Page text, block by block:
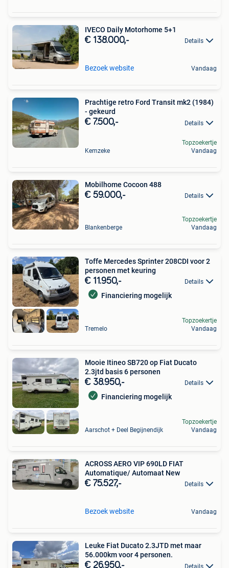
IVECO Daily Motorhome 5+1
€ 138.000,- Details
Bezoek website Vandaag
Prachtige retro Ford Transit mk2 (1984)
- gekeurd
€ 7.500,- Details
Kemzeke
Topzoekertje
Vandaag
Mobilhome Cocoon 488
€ 59.000,- Details
Blankenberge
Topzoekertje
Vandaag
Toffe Mercedes Sprinter 208CDI voor 2
personen met keuring
€ 11.950,- Details
Financiering mogelijk
Tremelo
Topzoekertje
Vandaag
Mooie Itineo SB720 op Fiat Ducato
2.3jtd basis 6 personen
€ 38.950,- Details
Financiering mogelijk
Aarschot + Deel Begijnendijk
Topzoekertje
Vandaag
ACROSS AERO VIP 690LD FIAT
Automatique/ Automaat New
€ 75.527,- Details
Bezoek website Vandaag
Leuke Fiat Ducato 2.3JTD met maar
56.000km voor 4 personen.
€ 26.950,- Details